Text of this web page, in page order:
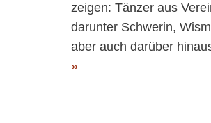
zeigen: Tänzer aus
darunter Schwerin,
aber auch darüber
»